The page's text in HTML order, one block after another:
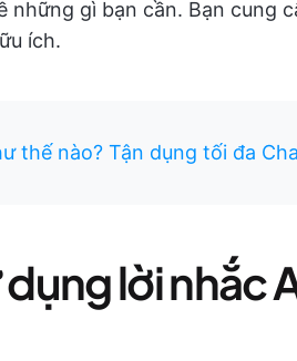
những gì bạn cần. Bạn cung
ích.
thế nào? Tận dụng tối đa
lời nhắc